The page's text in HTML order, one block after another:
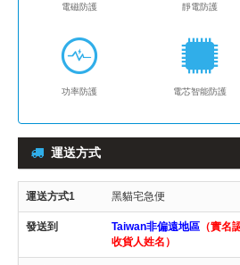
電磁防護 靜電防護
功率防護 電芯智能防護
運送方式
黑貓宅急便
Taiwan非偏遠地區 （實名
收貨人姓名）